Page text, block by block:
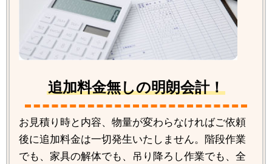
追加料金無しの明朗会計！
お見積り時と内容、物量が変わらなければご依頼
後に追加料金は一切発生いたしません。階段作業
でも、家具の解体でも、吊り降ろし作業でも、全